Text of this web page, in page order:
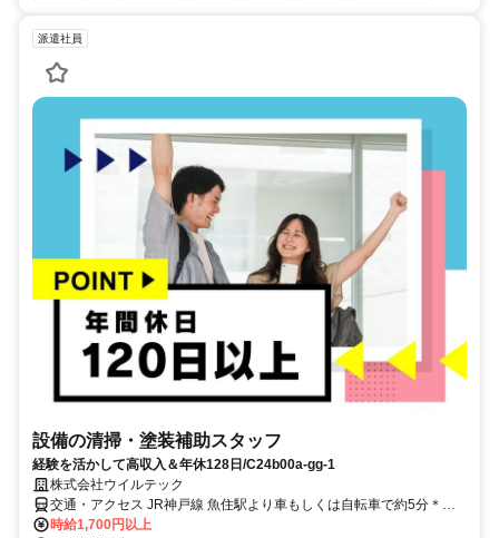
派遣社員
設備の清掃・塗装補助スタッフ
経験を活かして高収入＆年休128日/C24b00a-gg-1
株式会社ウイルテック
交通・アクセス JR神戸線 魚住駅より車もしくは自転車で約5分＊車/
バイク/電車/バス/自転車/徒歩通勤OK（JR魚住駅と山陽電車東二見駅
時給1,700円以上